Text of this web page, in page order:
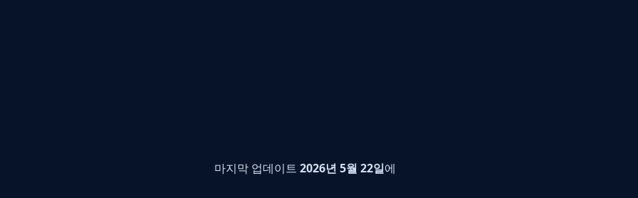
마지막 업데이트 2026년 5월 22일에